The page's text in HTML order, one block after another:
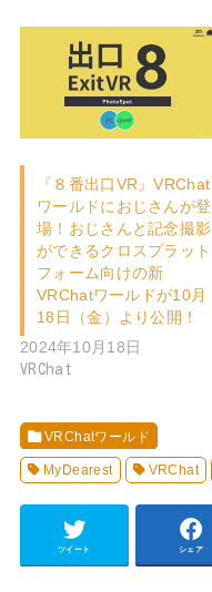
『８番出口VR』VRChat
ワールドにおじさんが登
場！おじさんと記念撮影
ができるクロスプラット
フォーム向けの新
VRChatワールドが10月
18日（金）より公開！
2024年10月18日
VRChat
VRChatワールド
MyDearest VRChat
ツイート シェア